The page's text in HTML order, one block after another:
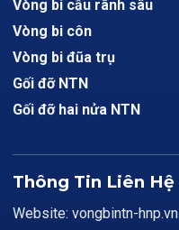
Vòng bi cầu rãnh sâu
Vòng bi côn
Vòng bi đũa trụ
Gối đỡ NTN
Gối đỡ hai nửa NTN
Thông Tin Liên Hệ
Website: vongbintn-hnp.vn